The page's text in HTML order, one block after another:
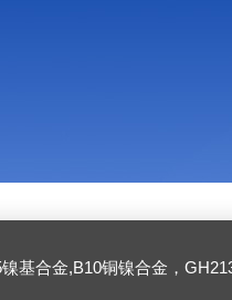
金,B10铜镍合金，GH2132高温合金，C276